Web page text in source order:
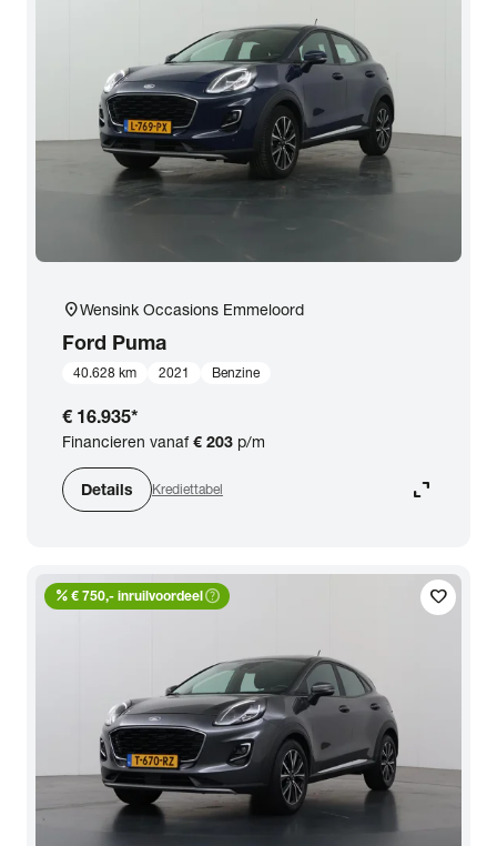
location_onWensink Occasions Emmeloord
Ford Puma
40.628 km 2021 Benzine
€ 16.935*
Financieren vanaf€ 203 p/m
Details Krediettabel expand_content
favorite
percent € 750,- inruilvoordeelhelp_outline